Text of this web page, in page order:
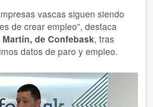
vascas siguen siendo
de crear empleo”, destaca
Martín, de Confebask, tras
datos de paro y empleo.